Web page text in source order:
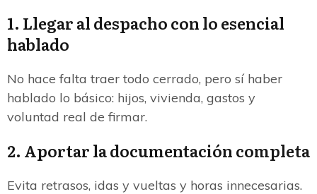
1. Llegar al despacho con lo esencial
hablado
No hace falta traer todo cerrado, pero sí haber
hablado lo básico: hijos, vivienda, gastos y
voluntad real de firmar.
2. Aportar la documentación completa
Evita retrasos, idas y vueltas y horas innecesarias.